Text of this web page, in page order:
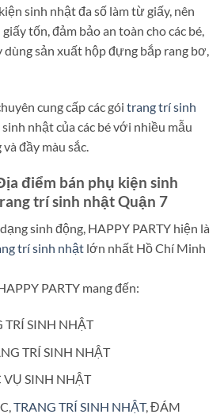
sinh nhật đa số làm từ giấy, nên
tốn, đảm bảo an toàn cho các bé,
dùng sản xuất hộp đựng bắp rang bơ,
cung cấp các gói trang trí sinh
nhật của các bé với nhiều mẫu
đầy màu sắc.
điểm bán phụ kiện sinh
trí sinh nhật Quận 7
sinh động, HAPPY PARTY hiện là
trí sinh nhật lớn nhất Hồ Chí Minh
PARTY mang đến:
TRÍ SINH NHẬT
TRÍ SINH NHẬT
SINH NHẬT
TRANG TRÍ SINH NHẬT, ĐÁM